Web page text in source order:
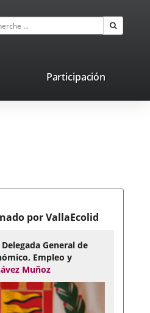
Participación
por VallaEcolid
General de
Empleo y
Muñoz